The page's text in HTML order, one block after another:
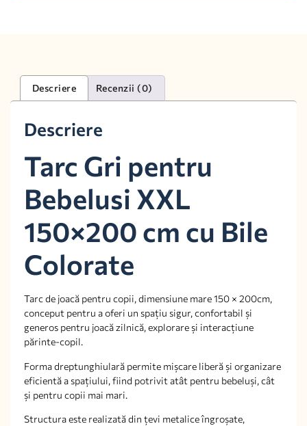
Descriere Recenzii (0)
Descriere
Tarc Gri pentru
Bebelusi XXL
150×200 cm cu Bile
Colorate
Tarc de joacă pentru copii, dimensiune mare 150 × 200cm,
conceput pentru a oferi un spațiu sigur, confortabil și
generos pentru joacă zilnică, explorare și interacțiune
părinte-copil.
Forma dreptunghiulară permite mișcare liberă și organizare
eficientă a spațiului, fiind potrivit atât pentru bebeluși, cât
și pentru copii mai mari.
Structura este realizată din țevi metalice îngroșate,